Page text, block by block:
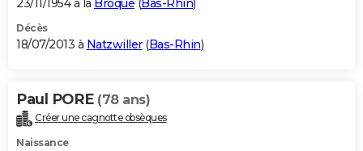
23/11/1954 à la Broque (Bas-Rhin)
Décès
18/07/2013 à Natzwiller(Bas-Rhin)
Paul PORE (78 ans)
Créer une cagnotte obsèques
Naissance